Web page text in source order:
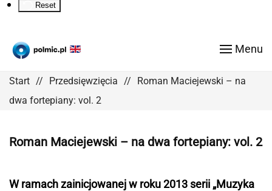
Reset
Menu
Start Przedsięwzięcia
Roman Maciejewski – na
dwa fortepiany: vol. 2
Roman Maciejewski – na dwa fortepiany: vol. 2
W ramach zainicjowanej w roku 2013 serii „Muzyka